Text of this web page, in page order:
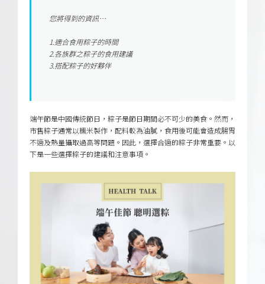
您將得到的資訊…
1.適合食用粽子的時間
2.各族群之粽子的食用建議
3.搭配粽子的好夥伴
端午節是中國傳統節日，粽子是節日期間必不可少的美食。然而，
市售粽子通常以糯米製作，配料較為油膩，食用後可能會造成腸胃
不適及熱量攝取過高等問題。因此，選擇合適的粽子非常重要。以
下是一些選擇粽子的建議和注意事項。